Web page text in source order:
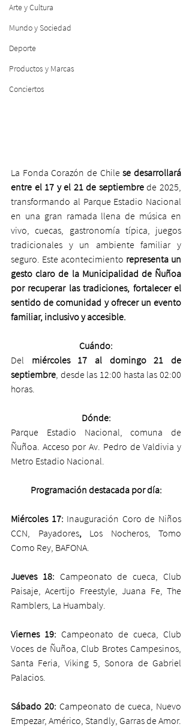
Arte y Cultura
Mundo y Sociedad
Deporte
Productos y Marcas
Conciertos
La Fonda Corazón de Chile se desarrollará
entre el 17 y el 21 de septiembre de 2025,
transformando al Parque Estadio Nacional
en una gran ramada llena de música en
vivo, cuecas, gastronomía típica, juegos
tradicionales y un ambiente familiar y
seguro. Este acontecimiento representa un
gesto claro de la Municipalidad de Ñuñoa
por recuperar las tradiciones, fortalecer el
sentido de comunidad y ofrecer un evento
familiar, inclusivo y accesible.
Cuándo:
Del miércoles 17 al domingo 21 de
septiembre, desde las 12:00 hasta las 02:00
horas.
Dónde:
Parque Estadio Nacional, comuna de
Ñuñoa. Acceso por Av. Pedro de Valdivia y
Metro Estadio Nacional.
Programación destacada por día:
Miércoles 17: Inauguración Coro de Niños
CCN, Payadores, Los Nocheros, Tomo
Como Rey, BAFONA.
Jueves 18: Campeonato de cueca, Club
Paisaje, Acertijo Freestyle, Juana Fe, The
Ramblers, La Huambaly.
Viernes 19: Campeonato de cueca, Club
Voces de Ñuñoa, Club Brotes Campesinos,
Santa Feria, Viking 5, Sonora de Gabriel
Palacios.
Sábado 20: Campeonato de cueca, Nuevo
Empezar, Américo, Standly, Garras de Amor.